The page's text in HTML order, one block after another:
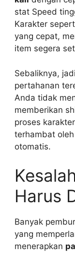
stat Speed
Karakter
yang cepat,
item segera
Sebaliknya,
pertahanan
Anda tidak
memberikan
proses
terhambat
otomatis.
Harus
Banyak
yang
menerapkan